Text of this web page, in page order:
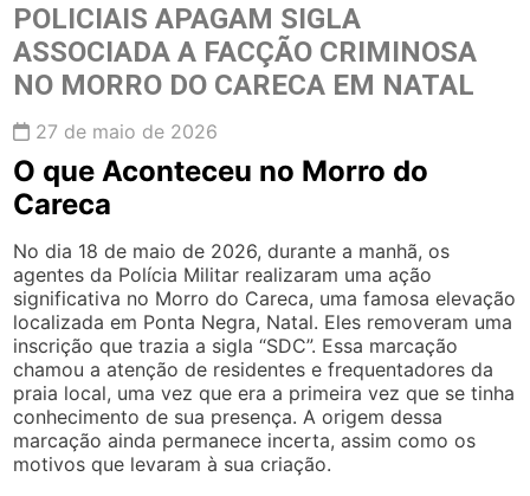
POLICIAIS APAGAM SIGLA
ASSOCIADA A FACÇÃO CRIMINOSA
NO MORRO DO CARECA EM NATAL
27 de maio de 2026
O que Aconteceu no Morro do
Careca
No dia 18 de maio de 2026, durante a manhã, os
agentes da Polícia Militar realizaram uma ação
significativa no Morro do Careca, uma famosa elevação
localizada em Ponta Negra, Natal. Eles removeram uma
inscrição que trazia a sigla “SDC”. Essa marcação
chamou a atenção de residentes e frequentadores da
praia local, uma vez que era a primeira vez que se tinha
conhecimento de sua presença. A origem dessa
marcação ainda permanece incerta, assim como os
motivos que levaram à sua criação.